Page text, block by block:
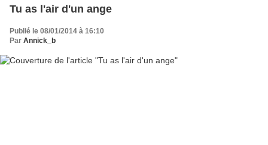
Tu as l'air d'un ange
Publié le 08/01/2014 à 16:10
Par Annick_b